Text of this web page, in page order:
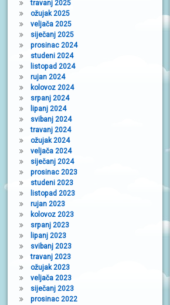
travanj 2025
ožujak 2025
veljača 2025
siječanj 2025
prosinac 2024
studeni 2024
listopad 2024
rujan 2024
kolovoz 2024
srpanj 2024
lipanj 2024
svibanj 2024
travanj 2024
ožujak 2024
veljača 2024
siječanj 2024
prosinac 2023
studeni 2023
listopad 2023
rujan 2023
kolovoz 2023
srpanj 2023
lipanj 2023
svibanj 2023
travanj 2023
ožujak 2023
veljača 2023
siječanj 2023
prosinac 2022